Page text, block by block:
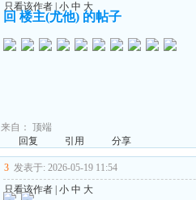
只看该作者 小 中 大
回 楼主(尤他) 的帖子
来自： 顶端
回复
引用 分享
3 发表于: 2026-05-19 11:54
只看该作者 小 中 大